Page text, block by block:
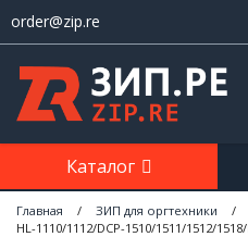
order@zip.re
Каталог
Главная / ЗИП для оргтехники /
HL-1110/1112/DCP-1510/1511/1512/